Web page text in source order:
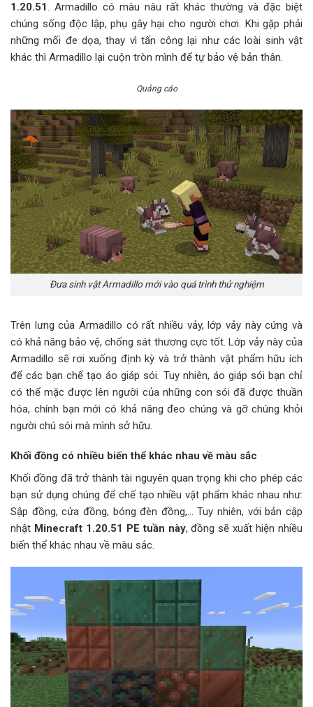
1.20.51. Armadillo có màu nâu rất khác thường và đặc biệt
chúng sống độc lập, phụ gây hại cho người chơi. Khi gặp phải
những mối đe dọa, thay vì tấn công lại như các loài sinh vật
khác thì Armadillo lại cuộn tròn mình để tự bảo vệ bản thân.
Quảng cáo
Đưa sinh vật Armadillo mới vào quá trình thử nghiệm
Trên lưng của Armadillo có rất nhiều vảy, lớp vảy này cứng và
có khả năng bảo vệ, chống sát thương cực tốt. Lớp vảy này của
Armadillo sẽ rơi xuống định kỳ và trở thành vật phẩm hữu ích
để các bạn chế tạo áo giáp sói. Tuy nhiên, áo giáp sói bạn chỉ
có thể mặc được lên người của những con sói đã được thuần
hóa, chính bạn mới có khả năng đeo chúng và gỡ chúng khỏi
người chú sói mà mình sở hữu.
Khối đồng có nhiều biến thể khác nhau về màu sắc
Khối đồng đã trở thành tài nguyên quan trọng khi cho phép các
bạn sử dụng chúng để chế tạo nhiều vật phẩm khác nhau như:
Sập đồng, cửa đồng, bóng đèn đồng,… Tuy nhiên, với bản cập
nhật Minecraft 1.20.51 PE tuần này, đồng sẽ xuất hiện nhiều
biến thể khác nhau về màu sắc.